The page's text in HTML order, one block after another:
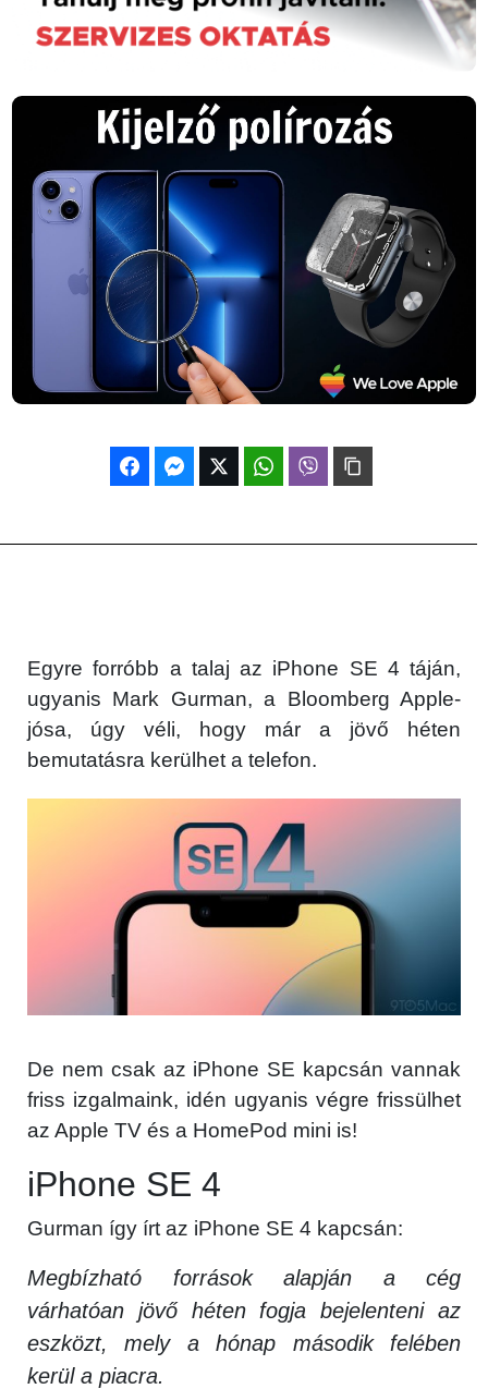
Egyre forróbb a talaj az iPhone SE 4 táján,
ugyanis Mark Gurman, a Bloomberg Apple-
jósa, úgy véli, hogy már a jövő héten
bemutatásra kerülhet a telefon.
De nem csak az iPhone SE kapcsán vannak
friss izgalmaink, idén ugyanis végre frissülhet
az Apple TV és a HomePod mini is!
iPhone SE 4
Gurman így írt az iPhone SE 4 kapcsán:
Megbízható források alapján a cég
várhatóan jövő héten fogja bejelenteni az
eszközt, mely a hónap második felében
kerül a piacra.